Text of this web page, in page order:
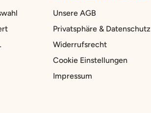
Unsere AGB
Privatsphäre & Datenschutz
Widerrufsrecht
Cookie Einstellungen
Impressum